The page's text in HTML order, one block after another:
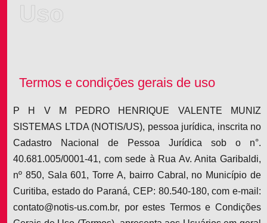
Uso
Termos e condições gerais de uso
P H V M PEDRO HENRIQUE VALENTE MUNIZ
SISTEMAS LTDA (NOTIS/US), pessoa jurídica, inscrita no
Cadastro Nacional de Pessoa Jurídica sob o n°.
40.681.005/0001-41, com sede à Rua Av. Anita Garibaldi,
nº 850, Sala 601, Torre A, bairro Cabral, no Município de
Curitiba, estado do Paraná, CEP: 80.540-180, com e-mail:
contato@notis-us.com.br, por estes Termos e Condições